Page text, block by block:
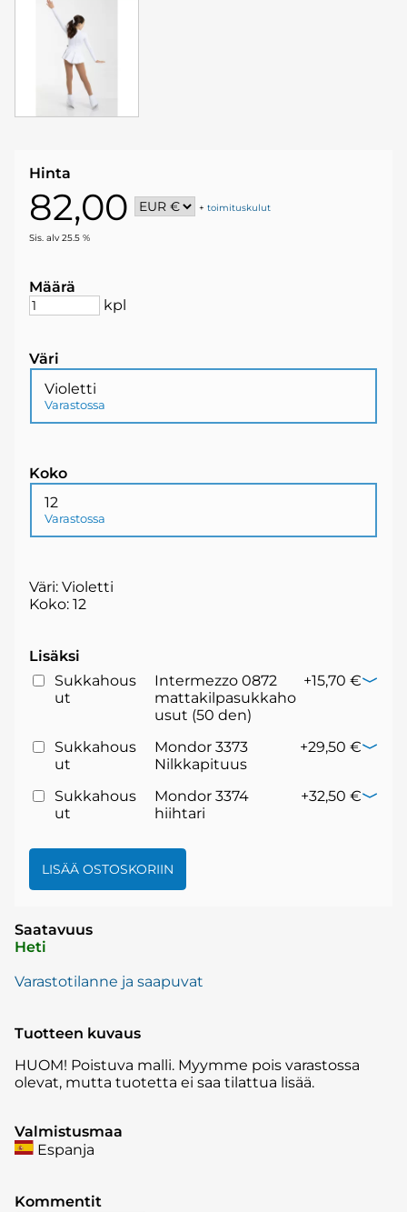
Hinta
82,00 +toimituskulut
Sis. alv 25.5 %
Määrä
kpl
Väri
Violetti
Varastossa
Koko
12
Varastossa
Väri: Violetti
Koko: 12
Lisäksi
Sukkahous
ut
Intermezzo 0872
mattakilpasukkaho
usut (50 den)
+15,70 €
Sukkahous
ut
Mondor 3373
Nilkkapituus
+29,50 €
Sukkahous
ut
Mondor 3374
hiihtari
+32,50 €
Saatavuus
Heti
Varastotilanne ja saapuvat
Tuotteen kuvaus
HUOM! Poistuva malli. Myymme pois varastossa
olevat, mutta tuotetta ei saa tilattua lisää.
Valmistusmaa
Espanja
Kommentit